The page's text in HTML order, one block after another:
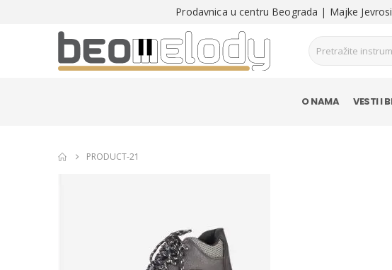
Prodavnica u centru Beograda | Majke
O NAMA VESTI I
PRODUCT-21